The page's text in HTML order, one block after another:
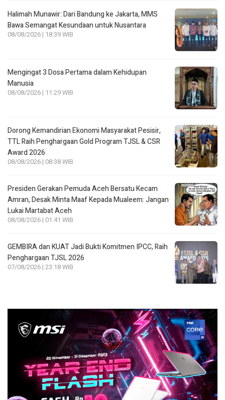
Halimah Munawir: Dari Bandung ke Jakarta, MMS
Bawa Semangat Kesundaan untuk Nusantara
08/08/2026 | 18:39 WIB
Mengingat 3 Dosa Pertama dalam Kehidupan
Manusia
08/08/2026 | 11:29 WIB
Dorong Kemandirian Ekonomi Masyarakat Pesisir,
TTL Raih Penghargaan Gold Program TJSL & CSR
Award 2026
08/08/2026 | 08:38 WIB
Presiden Gerakan Pemuda Aceh Bersatu Kecam
Amran, Desak Minta Maaf Kepada Mualeem: Jangan
Lukai Martabat Aceh
08/08/2026 | 01:41 WIB
GEMBIRA dan KUAT Jadi Bukti Komitmen IPCC, Raih
Penghargaan TJSL 2026
07/08/2026 | 23:18 WIB